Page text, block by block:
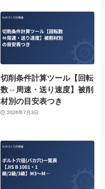
切削条件計算ツール【回転
数⇔周速・送り速度】被削
材別の目安表つき
2026年7月3日